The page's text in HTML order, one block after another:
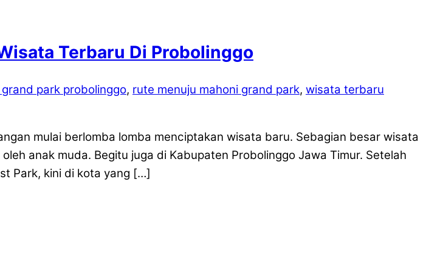
Terbaru Di Probolinggo
park probolinggo, rute menuju mahoni grand park, wisata terbaru
mulai berlomba lomba menciptakan wisata baru. Sebagian besar wisata
anak muda. Begitu juga di Kabupaten Probolinggo Jawa Timur. Setelah
Park, kini di kota yang […]